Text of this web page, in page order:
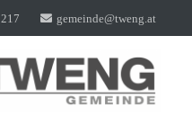
gemeinde@tweng.at